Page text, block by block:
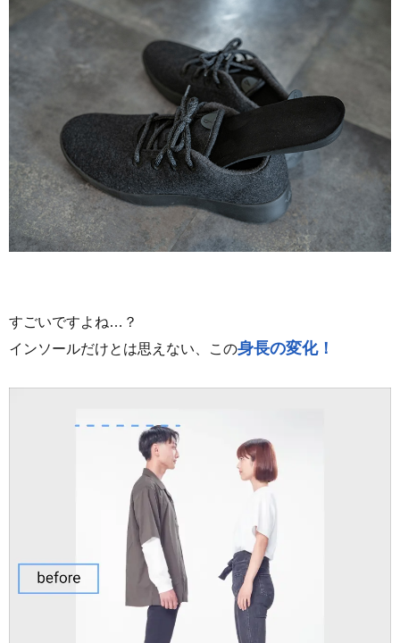
すごいですよね…？
インソールだけとは思えない、この身長の変化！